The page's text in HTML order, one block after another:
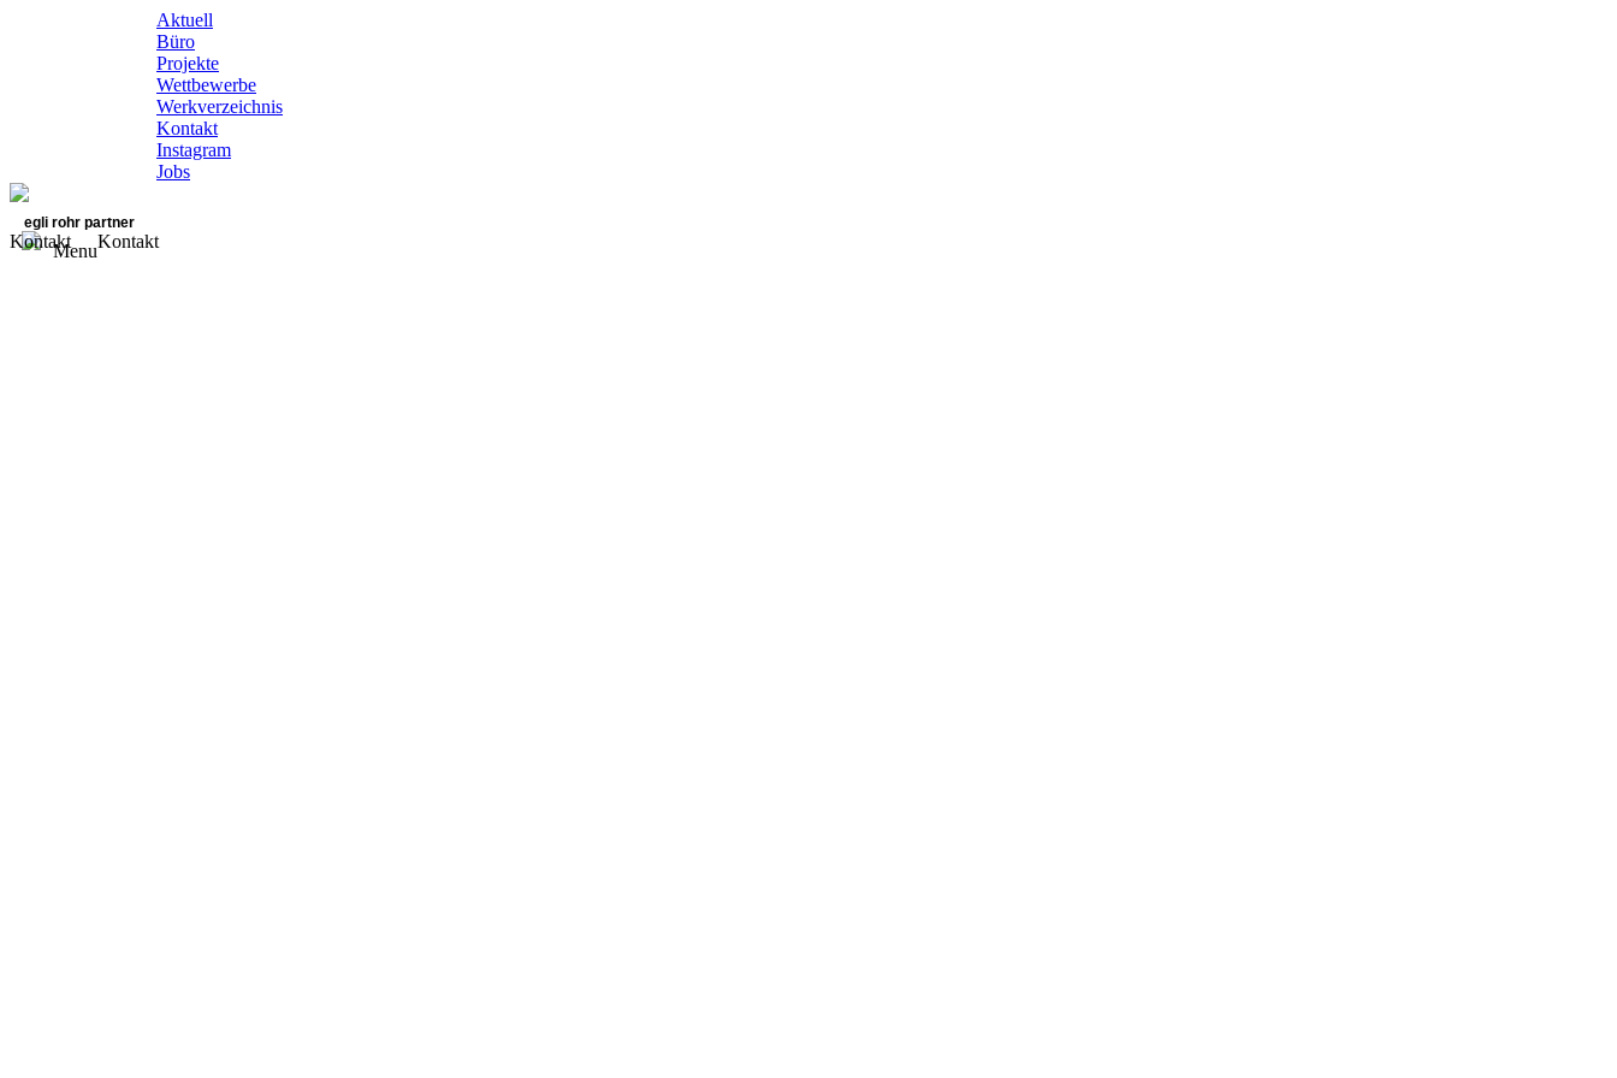
Aktuell
Büro
Projekte
Wettbewerbe
Werkverzeichnis
Kontakt
Instagram
Jobs
egli rohr partner
Menu
Kontakt Kontakt